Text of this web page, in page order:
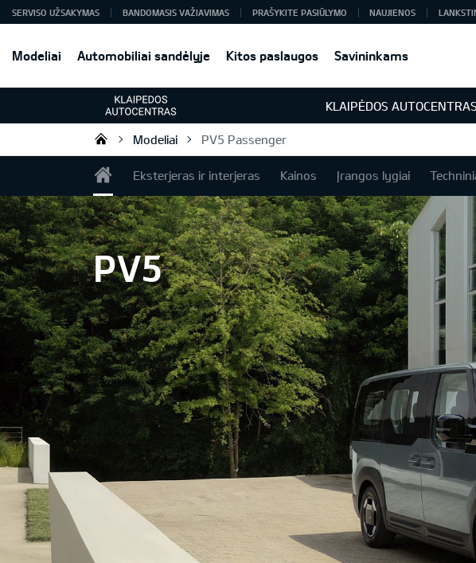
Modeliai Automobiliai sandėlyje Kitos paslaugos Savininkams
SERVISO UŽSAKYMAS BANDOMASIS VAŽIAVIMAS PRAŠYKITE PASIŪLYMO NAUJIENOS
KLAIPĖDOS AUTOCENTRAS
Klaipėdos Autocentras
Modeliai PV5 Passenger
Eksterjeras ir interjeras Kainos Įrangos lygiai
PV5
PV5